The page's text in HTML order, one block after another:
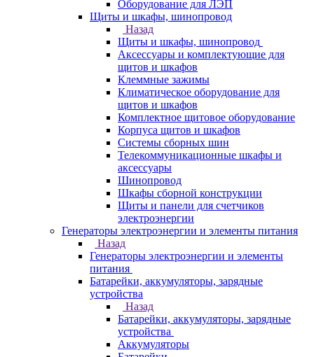
Оборудование для ЛЭП
Щиты и шкафы, шинопровод
Назад
Щиты и шкафы, шинопровод
Аксессуары и комплектующие для
щитов и шкафов
Клеммные зажимы
Климатическое оборудование для
щитов и шкафов
Комплектное щитовое оборудование
Корпуса щитов и шкафов
Системы сборных шин
Телекоммуникационные шкафы и
аксессуары
Шинопровод
Шкафы сборной конструкции
Щиты и панели для счетчиков
электроэнергии
Генераторы электроэнергии и элементы питания
Назад
Генераторы электроэнергии и элементы
питания
Батарейки, аккумуляторы, зарядные
устройства
Назад
Батарейки, аккумуляторы, зарядные
устройства
Аккумуляторы